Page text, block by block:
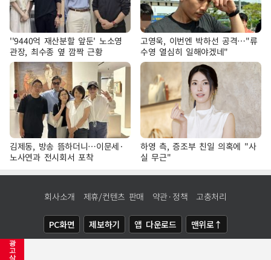
광
고
삭
''9440억 재산분할 앞둔' 노소영
관장, 최수종 옆 깜짝 근황
고영욱, 이번엔 박하선 공격…"류
수영 열심히 일해야겠네"
김제동, 방송 뜸하더니…이문세·
노사연과 전시회서 포착
하영 측, 증조부 친일 의혹에 "사
실 무근"
회사소개 제휴/컨텐츠 판매 약관·정책 고충처리
PC화면 제보하기 앱 다운로드 맨위로↑